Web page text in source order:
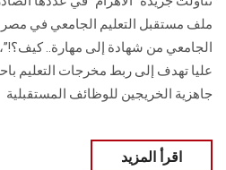
سجل الان
ملف مستقبل التعليم الجامعي في
الجامعي من شهادة إلى مهارة..
عليا تهدف إلى ربط مخرجات التعليم
جاهزية الخريجين للوظائف المستقبلية
اقرأ المزيد